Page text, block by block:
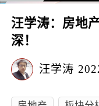
汪学涛：房地
深！
汪学涛